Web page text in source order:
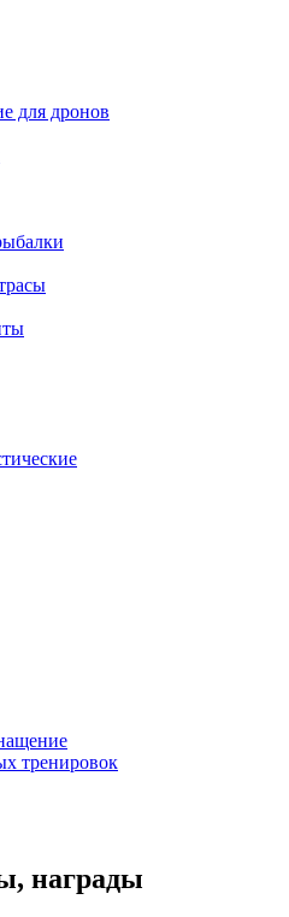
для дронов
тренировок
награды